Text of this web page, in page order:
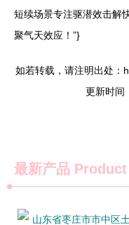
短续场景专注驱潜效击解
聚气天效应！”}
如若转载，请注明出处：
更新时间
最新产品 Product